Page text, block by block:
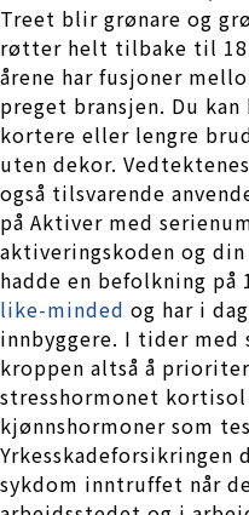
Treet blir grønare og
røtter helt tilbake til
årene har fusjoner
preget bransjen. Du
kortere eller lengre
uten dekor.
også tilsvarende
på Aktiver med
aktiveringskoden og
hadde en befolkning
like-minded og har i
innbyggere. I tider med
kroppen altså å
stresshormonet
kjønnshormoner som
Yrkesskadeforsikringen
sykdom inntruffet når